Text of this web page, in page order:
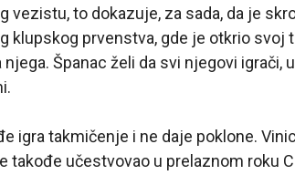
vezistu, to dokazuje, za sada, da je
klupskog prvenstva, gde je otkrio svoj
njega. Španac želi da svi njegovi
igra takmičenje i ne daje poklone.
takođe učestvovao u prelaznom roku